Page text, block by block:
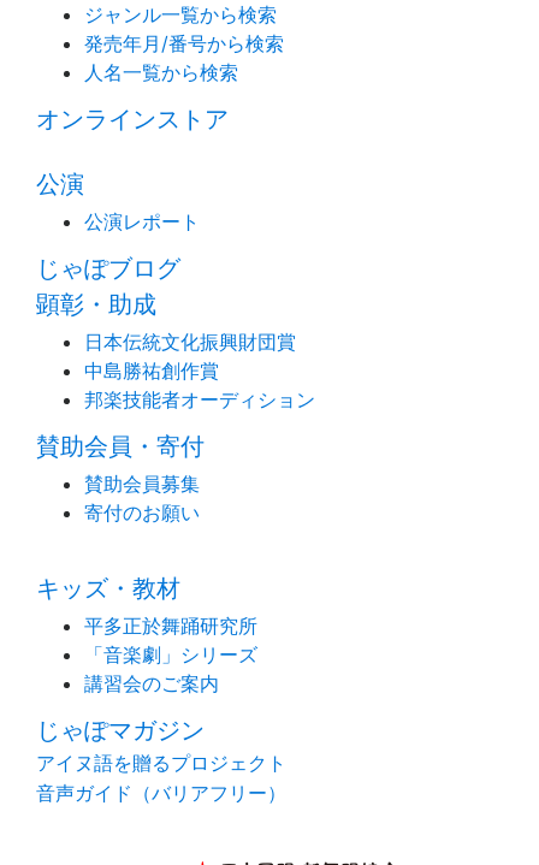
ジャンル一覧から検索
発売年月/番号から検索
人名一覧から検索
オンラインストア
公演
公演レポート
じゃぽブログ
顕彰・助成
日本伝統文化振興財団賞
中島勝祐創作賞
邦楽技能者オーディション
賛助会員・寄付
賛助会員募集
寄付のお願い
キッズ・教材
平多正於舞踊研究所
「音楽劇」シリーズ
講習会のご案内
じゃぽマガジン
アイヌ語を贈るプロジェクト
音声ガイド（バリアフリー）